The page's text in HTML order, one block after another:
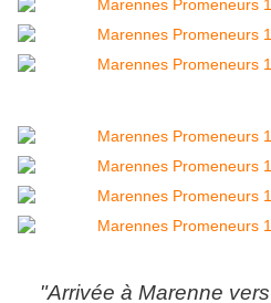
"Arrivée à Marenne